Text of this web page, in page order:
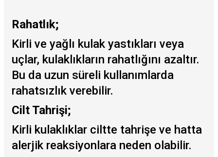
Rahatlık;
Kirli ve yağlı kulak yastıkları veya
uçlar, kulaklıkların rahatlığını azaltır.
Bu da uzun süreli kullanımlarda
rahatsızlık verebilir.
Cilt Tahrişi;
Kirli kulaklıklar ciltte tahrişe ve hatta
alerjik reaksiyonlara neden olabilir.